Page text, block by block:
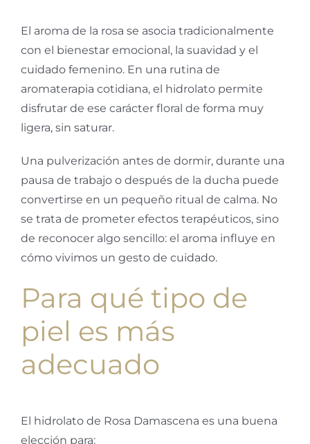
El aroma de la rosa se asocia tradicionalmente
con el bienestar emocional, la suavidad y el
cuidado femenino. En una rutina de
aromaterapia cotidiana, el hidrolato permite
disfrutar de ese carácter floral de forma muy
ligera, sin saturar.
Una pulverización antes de dormir, durante una
pausa de trabajo o después de la ducha puede
convertirse en un pequeño ritual de calma. No
se trata de prometer efectos terapéuticos, sino
de reconocer algo sencillo: el aroma influye en
cómo vivimos un gesto de cuidado.
Para qué tipo de
piel es más
adecuado
El hidrolato de Rosa Damascena es una buena
elección para: